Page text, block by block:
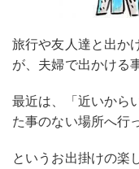
旅行や友人達と出か
が、夫婦で出かける
最近は、「近いから
た事のない場所へ行
というお出掛けの楽